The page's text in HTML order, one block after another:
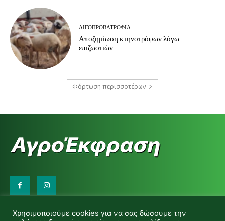
ΑΙΓΟΠΡΟΒΑΤΡΟΦΊΑ
Αποζημίωση κτηνοτρόφων λόγω
επιζωοτιών
Φόρτωση περισσοτέρων
d.makas@yahoo.gr
Χρησιμοποιούμε cookies για να σας δώσουμε την